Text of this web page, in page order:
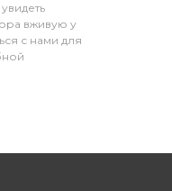
вживую у
с нами для